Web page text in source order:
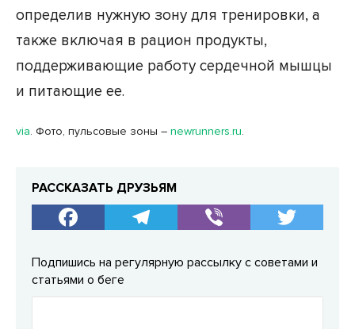
определив нужную зону для тренировки, а
также включая в рацион продукты,
поддерживающие работу сердечной мышцы
и питающие ее.
via. Фото, пульсовые зоны – newrunners.ru.
РАССКАЗАТЬ ДРУЗЬЯМ
Подпишись на регулярную рассылку с советами и
статьями о беге